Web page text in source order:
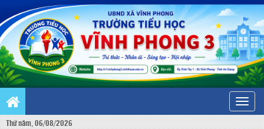
Toggle
Thứ năm, 06/08/2026